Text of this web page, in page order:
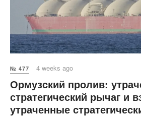
№ 477 4 weeks ago
Ормузский пролив:
стратегический рычаг и
утраченные